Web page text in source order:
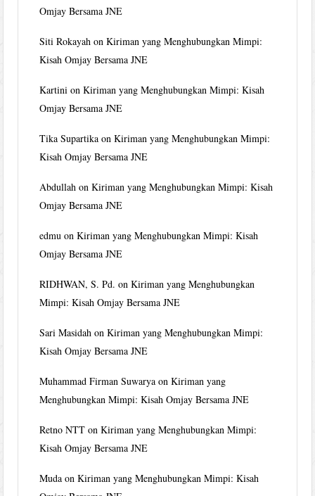
Omjay Bersama JNE
Siti Rokayah onKiriman yang Menghubungkan Mimpi:
Kisah Omjay Bersama JNE
Kartini onKiriman yang Menghubungkan Mimpi: Kisah
Omjay Bersama JNE
Tika Supartika onKiriman yang Menghubungkan Mimpi:
Kisah Omjay Bersama JNE
Abdullah onKiriman yang Menghubungkan Mimpi: Kisah
Omjay Bersama JNE
edmu onKiriman yang Menghubungkan Mimpi: Kisah
Omjay Bersama JNE
RIDHWAN, S. Pd. onKiriman yang Menghubungkan
Mimpi: Kisah Omjay Bersama JNE
Sari Masidah onKiriman yang Menghubungkan Mimpi:
Kisah Omjay Bersama JNE
Muhammad Firman Suwarya onKiriman yang
Menghubungkan Mimpi: Kisah Omjay Bersama JNE
Retno NTT onKiriman yang Menghubungkan Mimpi:
Kisah Omjay Bersama JNE
Muda onKiriman yang Menghubungkan Mimpi: Kisah